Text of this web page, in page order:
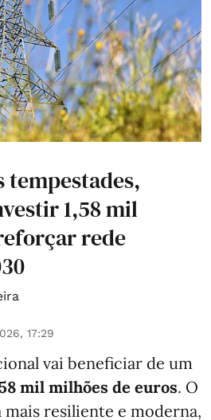
tempestades,
1,58 mil
rede
17:29
vai beneficiar de um
mil milhões de euros. O
resiliente e moderna,